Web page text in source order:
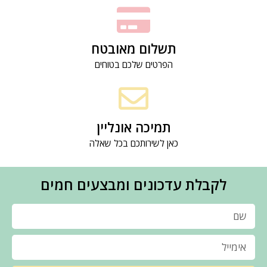
תשלום מאובטח
הפרטים שלכם בטוחים
תמיכה אונליין
כאן לשירותכם בכל שאלה
לקבלת עדכונים ומבצעים חמים